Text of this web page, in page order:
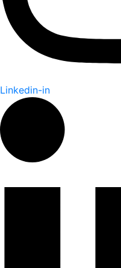
Linkedin-in